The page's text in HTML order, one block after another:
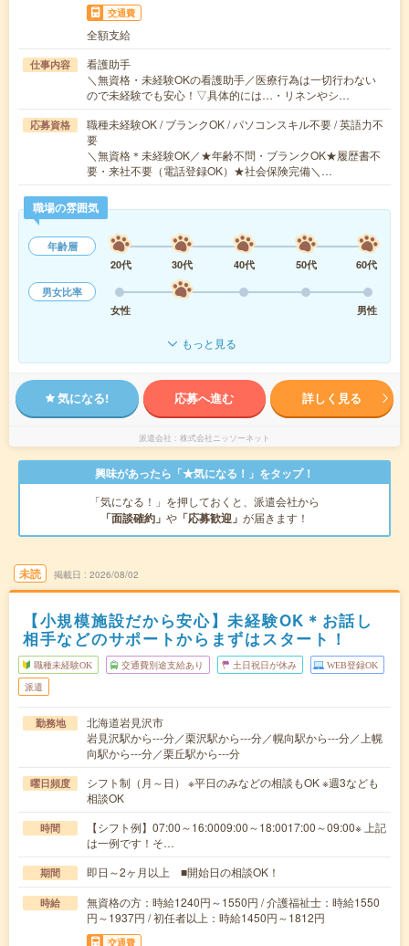
交通費
全額支給
仕事内容
看護助手
＼無資格・未経験OKの看護助手／医療行為は一切行わない
ので未経験でも安心！▽具体的には…・リネンやシ…
応募資格
職種未経験OK / ブランクOK / パソコンスキル不要 / 英語力不
要
＼無資格＊未経験OK／★年齢不問・ブランクOK★履歴書不
要・来社不要（電話登録OK）★社会保険完備＼…
職場の雰囲気
年齢層
20代
30代 40代 50代
60代
男女比率
女性
男性
もっと見る
気になる! 応募へ進む 詳しく見る
派遣会社 株式会社ニッソーネット
興味があったら「★気になる！」をタップ！
「気になる！」を押しておくと、派遣会社から
「面談確約」 や 「応募歓迎」 が届きます！
未読 掲載日 2026/08/02
【小規模施設だから安心】未経験OK＊お話し
相手などのサポートからまずはスタート！
職種未経験OK 交通費別途支給あり 土日祝日が休み WEB登録OK
派遣
勤務地
北海道岩見沢市
岩見沢駅から---分／栗沢駅から---分／幌向駅から---分／上幌
向駅から---分／栗丘駅から---分
曜日頻度
シフト制（月～日） ※平日のみなどの相談もOK ※週3なども
相談OK
時間
【シフト例】07:00～16:0009:00～18:0017:00～09:00※ 上記
は一例です！そ…
期間 即日～2ヶ月以上 ■開始日の相談OK！
時給
無資格の方：時給1240円～1550円 / 介護福祉士：時給1550
円～1937円 / 初任者以上：時給1450円～1812円
交通費